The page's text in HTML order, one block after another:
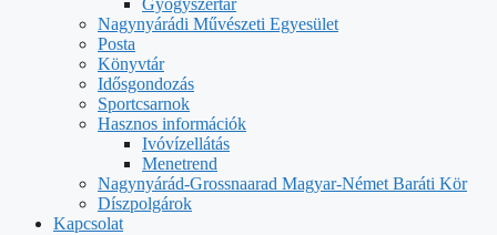
Gyógyszertár
Nagynyárádi Művészeti Egyesület
Posta
Könyvtár
Idősgondozás
Sportcsarnok
Hasznos információk
Ivóvízellátás
Menetrend
Nagynyárád-Grossnaarad Magyar-Német Baráti Kör
Díszpolgárok
Kapcsolat